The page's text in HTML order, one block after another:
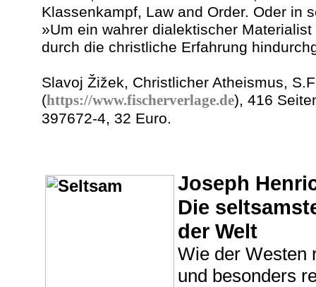
Klassenkampf, Law and Order. Oder in
»Um ein wahrer dialektischer
durch die christliche Erfahrung
Slavoj Žižek, Christlicher Atheismus,
(https://www.fischerverlage.de), 416
397672-4, 32 Euro.
Joseph
Die
der Welt
Wie der Westen
und besonders